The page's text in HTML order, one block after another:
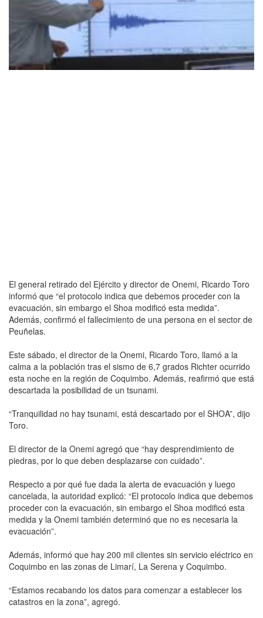
El general retirado del Ejército y director de Onemi, Ricardo Toro
informó que “el protocolo indica que debemos proceder con la
evacuación, sin embargo el Shoa modificó esta medida”.
Además, confirmó el fallecimiento de una persona en el sector de
Peuñelas.
Este sábado, el director de la Onemi, Ricardo Toro, llamó a la
calma a la población tras el sismo de 6,7 grados Richter ocurrido
esta noche en la región de Coquimbo. Además, reafirmó que está
descartada la posibilidad de un tsunami.
“Tranquilidad no hay tsunami, está descartado por el SHOA”, dijo
Toro.
El director de la Onemi agregó que “hay desprendimiento de
piedras, por lo que deben desplazarse con cuidado”.
Respecto a por qué fue dada la alerta de evacuación y luego
cancelada, la autoridad explicó: “El protocolo indica que debemos
proceder con la evacuación, sin embargo el Shoa modificó esta
medida y la Onemi también determinó que no es necesaria la
evacuación”.
Además, informó que hay 200 mil clientes sin servicio eléctrico en
Coquimbo en las zonas de Limarí, La Serena y Coquimbo.
“Estamos recabando los datos para comenzar a establecer los
catastros en la zona”, agregó.